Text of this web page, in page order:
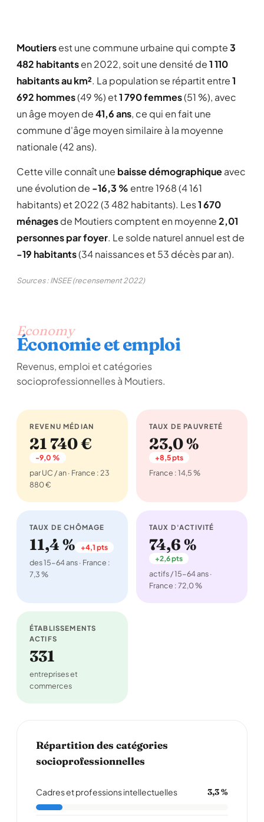
Moutiersest une commune urbaine qui compte3
482 habitantsen 2022, soit une densité de1 110
habitants au km². La population se répartit entre1
692 hommes(49 %) et1 790 femmes(51 %), avec
un âge moyen de41,6 ans, ce qui en fait une
commune d'âge moyen similaire à la moyenne
nationale (42 ans).
Cette ville connaît une baisse démographiqueavec
une évolution de -16,3 % entre 1968 (4 161
habitants) et 2022 (3 482 habitants). Les1 670
ménagesde Moutiers comptent en moyenne2,01
personnes par foyer. Le solde naturel annuel est de
-19 habitants(34 naissances et 53 décès par an).
Sources : INSEE (recensement 2022)
Economy
Économie et emploi
Revenus, emploi et catégories
socioprofessionnelles à Moutiers.
REVENU MÉDIAN
21 740 €
-9,0 %
par UC / an · France : 23
880 €
TAUX DE PAUVRETÉ
23,0 %
+8,5 pts
France : 14,5 %
TAUX DE CHÔMAGE
11,4 % +4,1 pts
des 15-64 ans · France :
7,3 %
TAUX D'ACTIVITÉ
74,6 %
+2,6 pts
actifs / 15-64 ans ·
France : 72,0 %
ÉTABLISSEMENTS
ACTIFS
331
entreprises et
commerces
Répartition des catégories
socioprofessionnelles
Cadres et professions intellectuelles 3,3 %